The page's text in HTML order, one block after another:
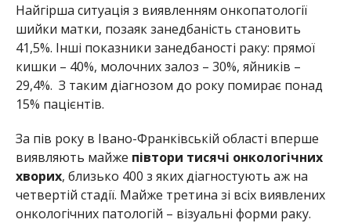
Найгірша ситуація з виявленням онкопатології
шийки матки, позаяк занедбаність становить
41,5%. Інші показники занедбаності раку: прямої
кишки – 40%, молочних залоз – 30%, яйників –
29,4%. З таким діагнозом до року помирає понад
15% пацієнтів.
За пів року в Івано-Франківській області вперше
виявляють майже півтори тисячі онкологічних
хворих, близько 400 з яких діагностують аж на
четвертій стадії. Майже третина зі всіх виявлених
онкологічних патологій – візуальні форми раку.